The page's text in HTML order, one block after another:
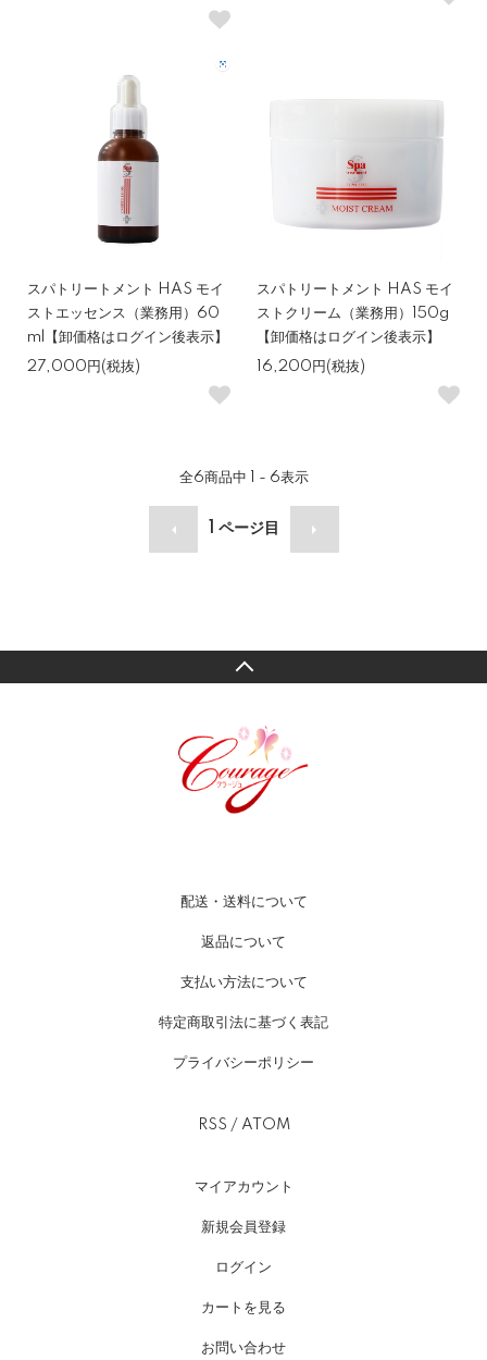
スパトリートメント HAS モイ
ストエッセンス（業務用）60
ml【卸価格はログイン後表示】
27,000円(税抜)
スパトリートメント HAS モイ
ストクリーム（業務用）150g
【卸価格はログイン後表示】
16,200円(税抜)
全6商品中 1 - 6表示
ページ目
配送・送料について
返品について
支払い方法について
特定商取引法に基づく表記
プライバシーポリシー
RSS / ATOM
マイアカウント
新規会員登録
ログイン
カートを見る
お問い合わせ